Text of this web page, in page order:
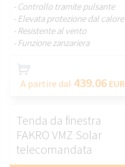
- Controllo tramite pulsante
- Elevata protezione dal calore
- Resistente al vento
- Funzione zanzariera
A partire dal 439.06 EUR
Tenda da finestra
FAKRO VMZ Solar
telecomandata